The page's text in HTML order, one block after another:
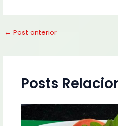
← Post anterior
Posts